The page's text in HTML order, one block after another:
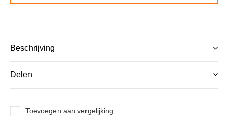
Beschrijving
Delen
Toevoegen aan vergelijking